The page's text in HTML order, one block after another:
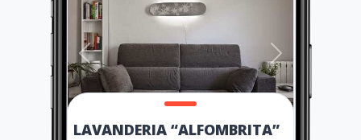
LAVANDERIA “ALFOMBRITA”